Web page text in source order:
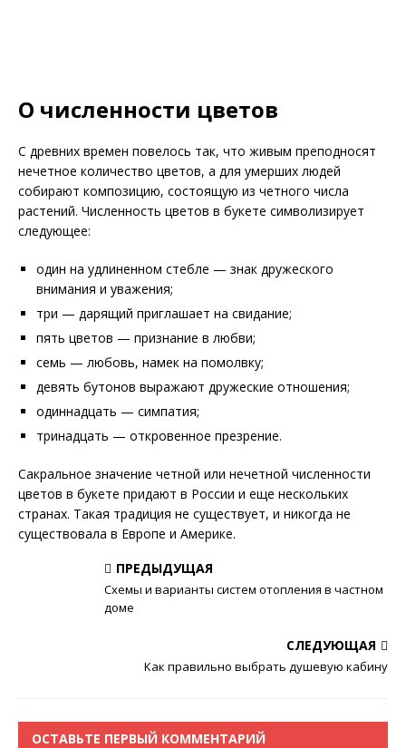
О численности цветов
С древних времен повелось так, что живым преподносят
нечетное количество цветов, а для умерших людей
собирают композицию, состоящую из четного числа
растений. Численность цветов в букете символизирует
следующее:
один на удлиненном стебле — знак дружеского
внимания и уважения;
три — дарящий приглашает на свидание;
пять цветов — признание в любви;
семь — любовь, намек на помолвку;
девять бутонов выражают дружеские отношения;
одиннадцать — симпатия;
тринадцать — откровенное презрение.
Сакральное значение четной или нечетной численности
цветов в букете придают в России и еще нескольких
странах. Такая традиция не существует, и никогда не
существовала в Европе и Америке.
ПРЕДЫДУЩАЯ
Схемы и варианты систем отопления в частном
доме
СЛЕДУЮЩАЯ
Как правильно выбрать душевую кабину
ОСТАВЬТЕ ПЕРВЫЙ КОММЕНТАРИЙ